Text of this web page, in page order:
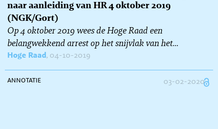
naar aanleiding van HR 4 oktober 2019
(NGK/Gort)
Op 4 oktober 2019 wees de Hoge Raad een
belangwekkend arrest op het snijvlak van het...
Hoge Raad, 04-10-2019
annotatie 03-02-2020